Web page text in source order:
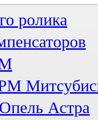
ролика
Астра